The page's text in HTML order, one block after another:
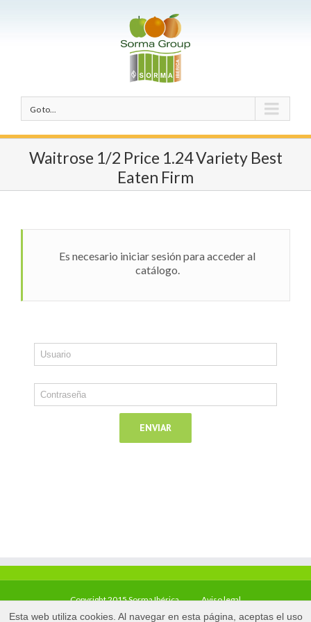
Go to...
Waitrose 1/2 Price 1.24 Variety Best
Eaten Firm
Es necesario iniciar sesión para acceder al
catálogo.
Copyright 2015 Sorma Ibérica Aviso legal
Esta web utiliza cookies. Al navegar en esta página, aceptas el uso